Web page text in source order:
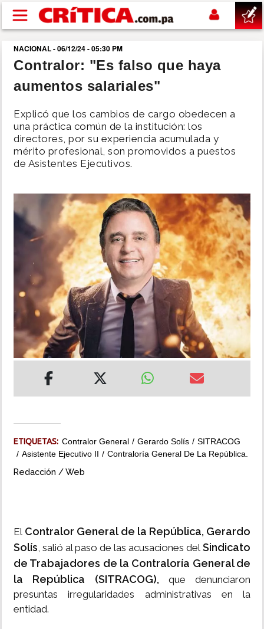
Pasar al contenido principal
buscar
SUCESOS
NACIONAL
POLÍTICA
DEPORTES
INSÓLITAS
MULTIMEDIA
IMPRESO
NACIONAL - 06/12/24 - 05:30 PM
Contralor: "Es falso que haya
aumentos salariales"
Explicó que los cambios de cargo obedecen a
una práctica común de la institución: los
directores, por su experiencia acumulada y
mérito profesional, son promovidos a puestos
de Asistentes Ejecutivos.
ETIQUETAS: Contralor General Gerardo Solís
SITRACOG
Asistente Ejecutivo II
Contraloría General De La República.
Redacción / Web
El Contralor General de la República, Gerardo
Solís, salió al paso de las acusaciones del Sindicato
de Trabajadores de la Contraloría General de
la República (SITRACOG), que denunciaron
presuntas irregularidades administrativas en la
entidad.